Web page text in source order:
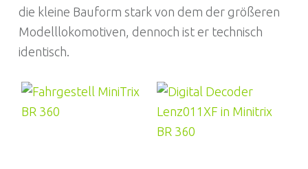
die kleine Bauform stark von dem der größeren
Modelllokomotiven, dennoch ist er technisch
identisch.